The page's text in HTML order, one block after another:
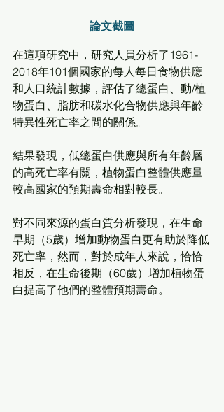
論文截圖
在這項研究中，研究人員分析了1961-
2018年101個國家的每人每日食物供應
和人口統計數據，評估了總蛋白、動/植
物蛋白、脂肪和碳水化合物供應與年齡
特異性死亡率之間的關係。
結果發現，低總蛋白供應與所有年齡層
的高死亡率有關，植物蛋白整體供應量
較高國家的預期壽命相對較長。
對不同來源的蛋白質分析發現，在生命
早期（5歲）增加動物蛋白更有助於降低
死亡率，然而，對於成年人來說，恰恰
相反，在生命後期（60歲）增加植物蛋
白提高了他們的整體預期壽命。